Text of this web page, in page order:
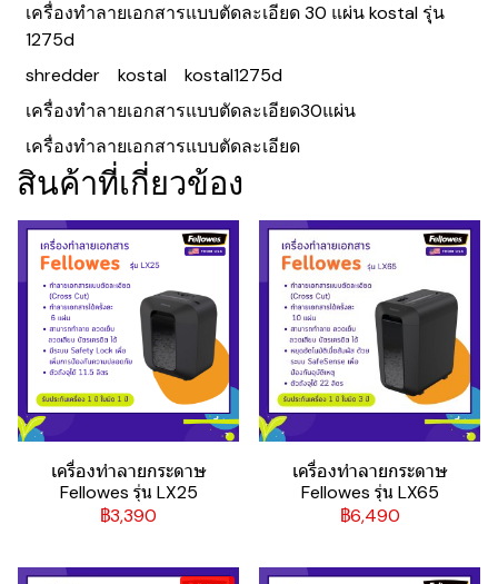
เครื่องทําลายเอกสารแบบตัดละเอียด 30 แผ่น kostal รุุ่น
1275d
shredder
kostal
kostal1275d
เครื่องทําลายเอกสารแบบตัดละเอียด30แผ่น
เครื่องทําลายเอกสารแบบตัดละเอียด
สินค้าที่เกี่ยวข้อง
เครื่องทำลายกระดาษ
Fellowes รุ่น LX25
฿3,390
เครื่องทำลายกระดาษ
Fellowes รุ่น LX65
฿6,490